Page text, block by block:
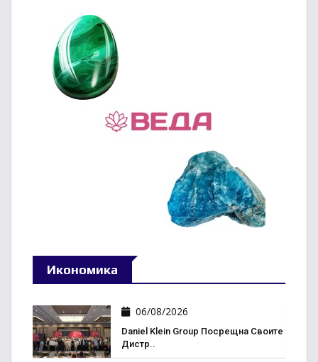
Икономика
06/08/2026
Daniel Klein Group Посрещна Своите
Дистр..